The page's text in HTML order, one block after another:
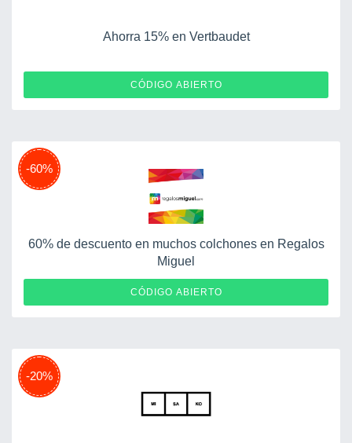
Ahorra 15% en Vertbaudet
CÓDIGO ABIERTO
-60%
60% de descuento en muchos colchones en Regalos
Miguel
CÓDIGO ABIERTO
-20%